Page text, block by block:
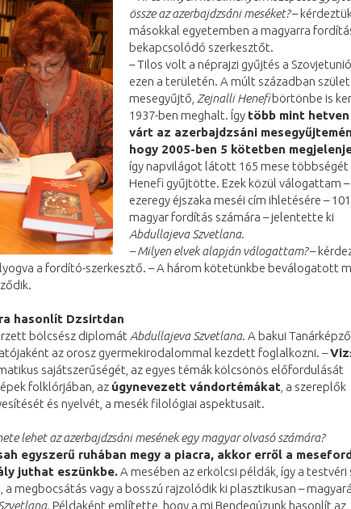
össze az azerbajdzsáni meséket?–
másokkal egyetemben a magyarra
bekapcsolódó szerkesztőt.
– Tilos volt a néprajzi gyűjtés a
ezen a területén. A múlt században
mesegyűjtő, Zejnalli Henefibörtönbe is
1937-ben meghalt. Így több mint
várt az azerbajdzsáni
hogy 2005-ben 5 kötetben
így napvilágot látott 165 mese többségét
Henefi gyűjtötte. Ezek közül válogattam –
ezeregy éjszaka meséi cím ihletésére –
magyar fordítás számára – jelentette ki
Abdullajeva Szvetlana.
– Milyen elvek alapján válogattam?–
a fordító-szerkesztő. – A három kötetünkbe beválogatott
hasonlít Dzsirtdan
bölcsész diplomát Abdullajeva Szvetlana. A bakui Tanárképző
az orosz gyermekirodalommal kezdett foglalkozni. –
sajátszerűségét, az egyes témák kölcsönös előfordulását
folklórjában, az úgynevezett vándortémákat , a szereplők
és nyelvét, a mesék filológiai aspektusait.
lehet az azerbajdzsáni mesének egy magyar olvasó számára?
egyszerű ruhában megy a piacra, akkor erről a
juthat eszünkbe.A mesében az erkölcsi példák, így a
a megbocsátás vagy a bosszú rajzolódik ki plasztikusan –
Példaként említette, hogy a mi Bendegúzunk hasonlít az